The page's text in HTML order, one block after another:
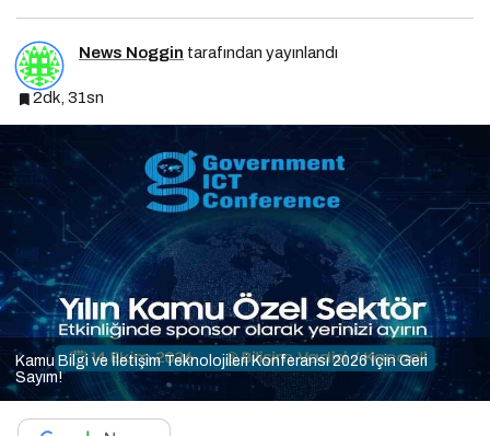
News Noggin tarafından yayınlandı
2dk, 31sn
Kamu Bilgi ve İletişim Teknolojileri Konferansı 2026 İçin Geri
Sayım!